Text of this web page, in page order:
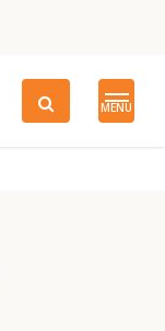
MENU